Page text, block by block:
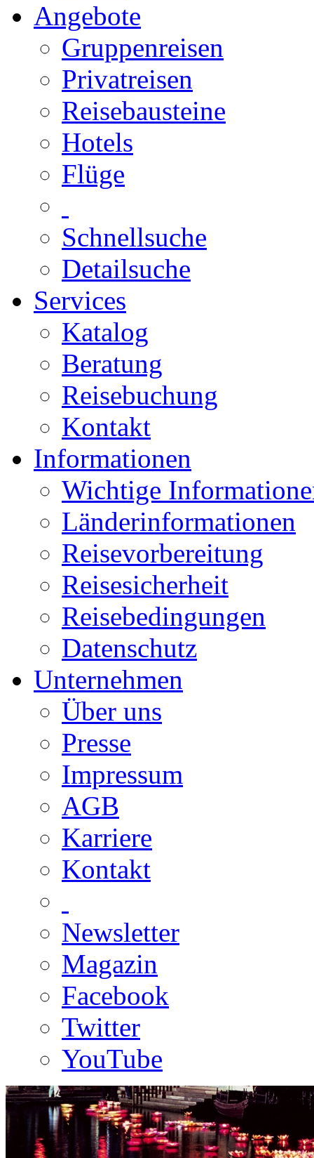
Angebote
Gruppenreisen
Privatreisen
Reisebausteine
Hotels
Flüge
Schnellsuche
Detailsuche
Services
Katalog
Beratung
Reisebuchung
Kontakt
Informationen
Wichtige
Länderinformationen
Reisevorbereitung
Reisesicherheit
Reisebedingungen
Datenschutz
Unternehmen
Über uns
Presse
Impressum
AGB
Karriere
Kontakt
Newsletter
Magazin
Facebook
Twitter
YouTube